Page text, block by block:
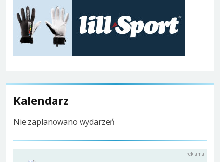
Kalendarz
Nie zaplanowano wydarzeń